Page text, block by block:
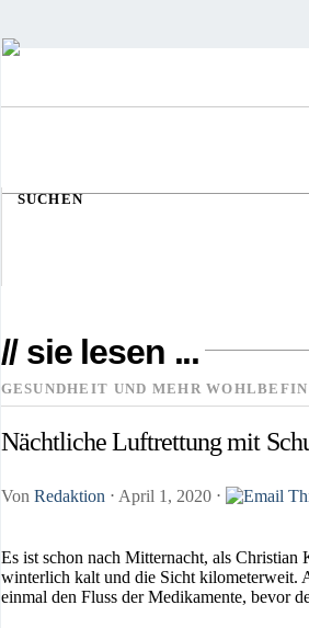
SUCHEN
// sie lesen ...
GESUNDHEIT UND MEHR
Nächtliche Luftrettung mit
Von Redaktion ⋅ April 1, 2020 ⋅
Es ist schon nach Mitternacht, als
winterlich kalt und die Sicht kilometerweit.
einmal den Fluss der Medikamente, bevor